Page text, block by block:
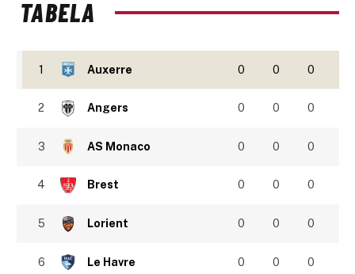
TABELA
1 Auxerre 0 0 0
2 Angers 0 0 0
3 AS Monaco 0 0 0
4 Brest 0 0 0
5 Lorient 0 0 0
6 Le Havre 0 0 0